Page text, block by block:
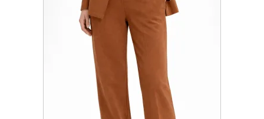
possono
essere
scelte
nella
pagina
del
prodotto